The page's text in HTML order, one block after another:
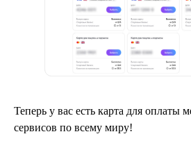
Теперь у вас есть карта для оплаты
сервисов по всему миру!